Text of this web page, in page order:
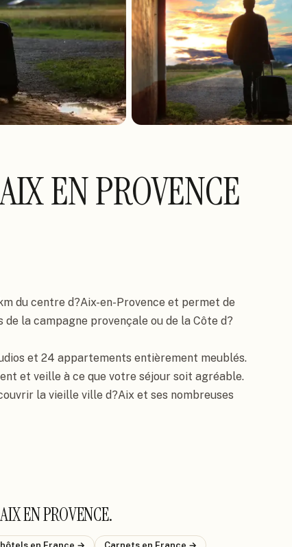
EN PROVENCE
du centre d?Aix-en-Provence et permet de
la campagne provençale ou de la Côte d?
et 24 appartements entièrement meublés.
et veille à ce que votre séjour soit agréable.
la vieille ville d?Aix et ses nombreuses
EN PROVENCE.